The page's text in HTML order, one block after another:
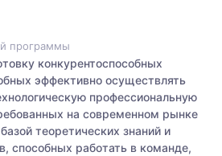
программы
конкурентоспособных
эффективно осуществлять
профессиональную
на современном рынке
теоретических знаний и
способных работать в команде,